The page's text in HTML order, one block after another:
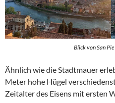
Blick von San
Ähnlich wie die Stadtmauer
Meter hohe Hügel
Zeitalter des Eisens mit ersten